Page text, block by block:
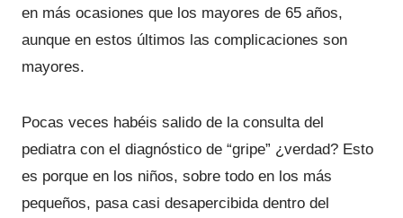
en más ocasiones que los mayores de 65 años,
aunque en estos últimos las complicaciones son
mayores.
Pocas veces habéis salido de la consulta del
pediatra con el diagnóstico de “gripe” ¿verdad? Esto
es porque en los niños, sobre todo en los más
pequeños, pasa casi desapercibida dentro del